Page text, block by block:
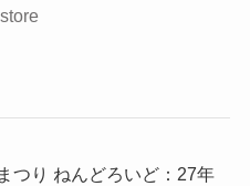
つり ねんどろいど：27年